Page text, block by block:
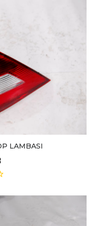
LAMBASI